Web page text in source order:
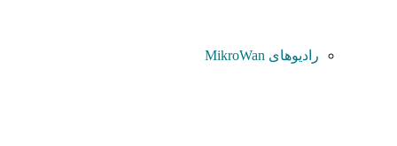
رادیوهای MikroWan